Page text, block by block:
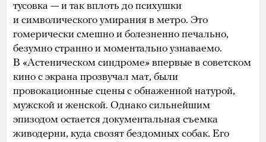
тусовка — и так вплоть до психушки
и символического умирания в метро. Это
гомерически смешно и болезненно печально,
безумно странно и моментально узнаваемо.
В «Астеническом синдроме» впервые в советском
кино с экрана прозвучал мат, были
провокационные сцены с обнаженной натурой,
мужской и женской. Однако сильнейшим
эпизодом остается документальная съемка
живодерни, куда свозят бездомных собак. Его